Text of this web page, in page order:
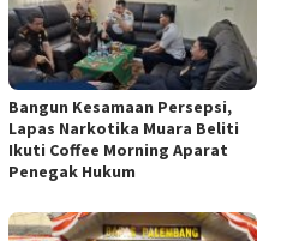
Bangun Kesamaan Persepsi,
Lapas Narkotika Muara Beliti
Ikuti Coffee Morning Aparat
Penegak Hukum